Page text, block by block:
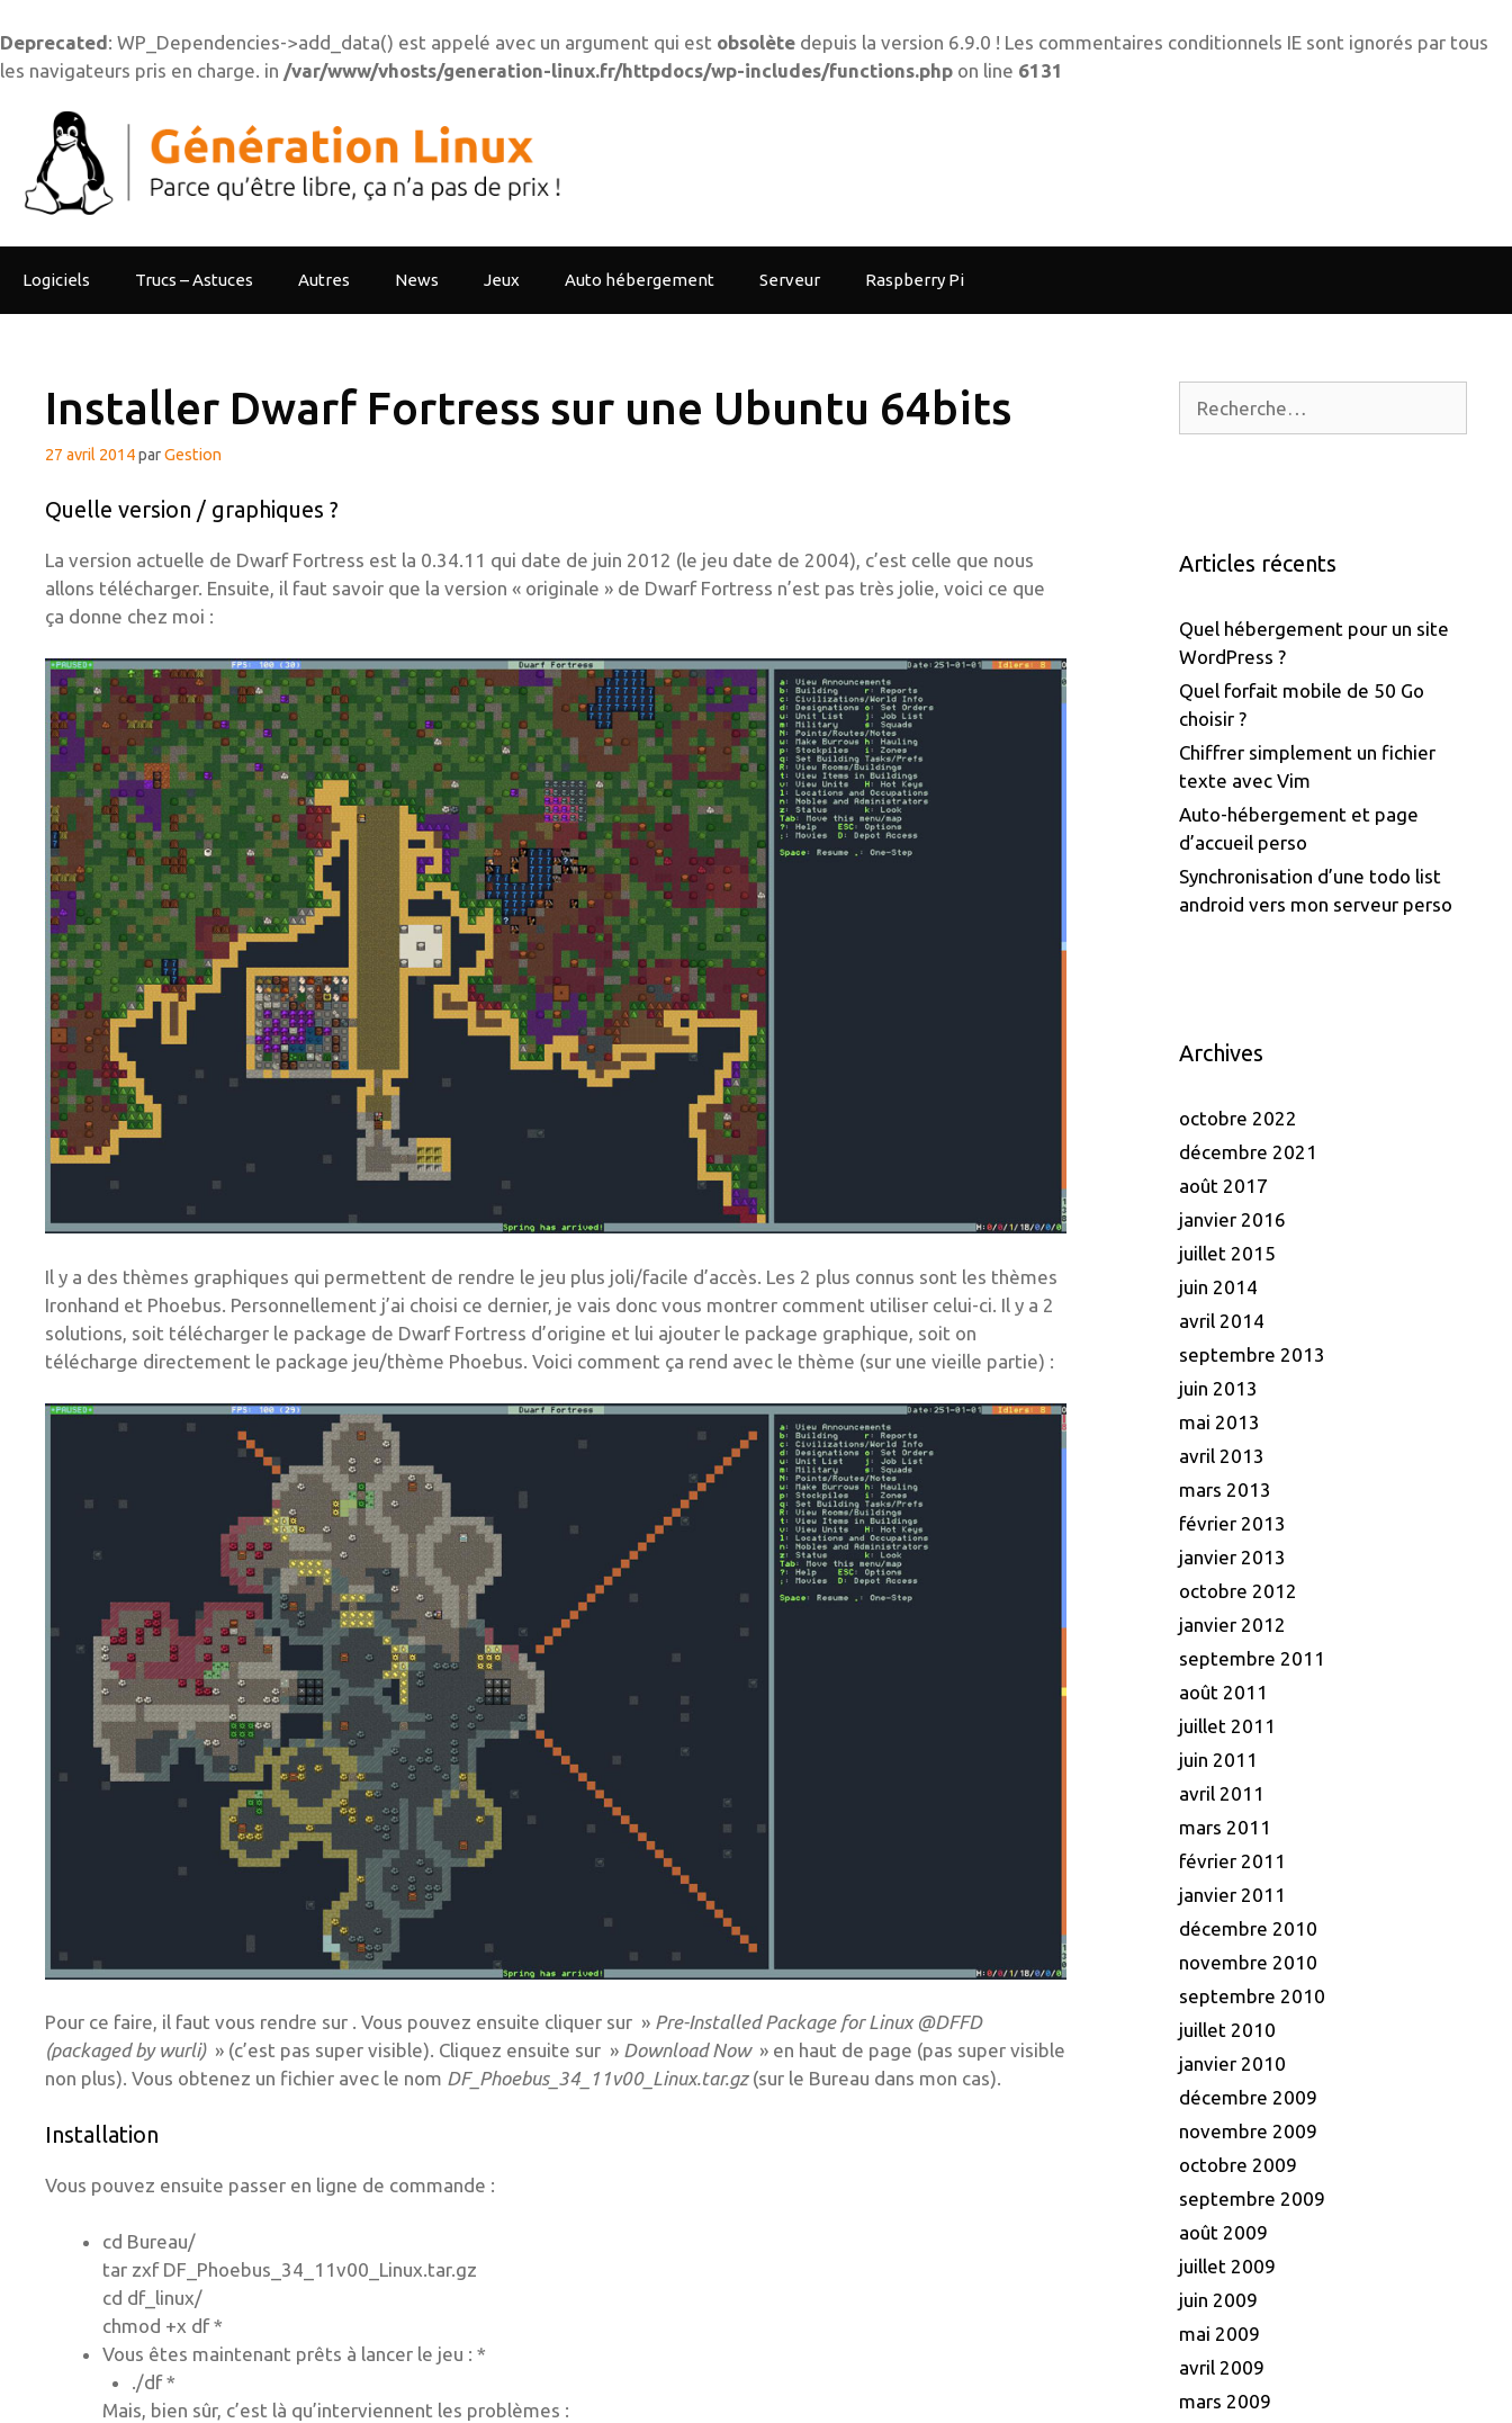
Deprecated: WP_Dependencies->add_data() est appelé avec un argument qui est obsolète depuis la version 6.9.0 ! Les commentaires conditionnels IE sont ignorés par tous
les navigateurs pris en charge. in /var/www/vhosts/generation-linux.fr/httpdocs/wp-includes/functions.php on line 6131
contenu
Logiciels Trucs – Astuces Autres News Jeux Auto hébergement Serveur Raspberry Pi
Installer Dwarf Fortress sur une Ubuntu 64bits
27 avril 2014parGestion
Quelle version / graphiques ?
La version actuelle de Dwarf Fortress est la 0.34.11 qui date de juin 2012 (le jeu date de 2004), c’est celle que nous
allons télécharger. Ensuite, il faut savoir que la version « originale » de Dwarf Fortress n’est pas très jolie, voici ce que
ça donne chez moi :
Il y a des thèmes graphiques qui permettent de rendre le jeu plus joli/facile d’accès. Les 2 plus connus sont les thèmes
Ironhand et Phoebus. Personnellement j’ai choisi ce dernier, je vais donc vous montrer comment utiliser celui-ci. Il y a 2
solutions, soit télécharger le package de Dwarf Fortress d’origine et lui ajouter le package graphique, soit on
télécharge directement le package jeu/thème Phoebus. Voici comment ça rend avec le thème (sur une vieille partie) :
Pour ce faire, il faut vous rendre sur . Vous pouvez ensuite cliquer sur » Pre-Installed Package for Linux @DFFD
(packaged by wurli) » (c’est pas super visible). Cliquez ensuite sur » Download Now » en haut de page (pas super visible
non plus). Vous obtenez un fichier avec le nom DF_Phoebus_34_11v00_Linux.tar.gz (sur le Bureau dans mon cas).
Installation
Vous pouvez ensuite passer en ligne de commande :
cd Bureau/
tar zxf DF_Phoebus_34_11v00_Linux.tar.gz
cd df_linux/
chmod +x df *
Vous êtes maintenant prêts à lancer le jeu : *
./df *
Mais, bien sûr, c’est là qu’interviennent les problèmes :
Articles récents
Quel hébergement pour un site
WordPress ?
Quel forfait mobile de 50 Go
choisir ?
Chiffrer simplement un fichier
texte avec Vim
Auto-hébergement et page
d’accueil perso
Synchronisation d’une todo list
android vers mon serveur perso
Archives
octobre 2022
décembre 2021
août 2017
janvier 2016
juillet 2015
juin 2014
avril 2014
septembre 2013
juin 2013
mai 2013
avril 2013
mars 2013
février 2013
janvier 2013
octobre 2012
janvier 2012
septembre 2011
août 2011
juillet 2011
juin 2011
avril 2011
mars 2011
février 2011
janvier 2011
décembre 2010
novembre 2010
septembre 2010
juillet 2010
janvier 2010
décembre 2009
novembre 2009
octobre 2009
septembre 2009
août 2009
juillet 2009
juin 2009
mai 2009
avril 2009
mars 2009